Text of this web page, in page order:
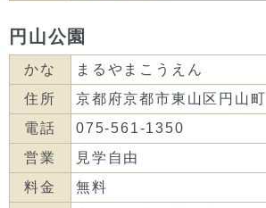
円山公園
かな
まるやまこうえん
住所
京都府京都市東山区円山町
電話
075-561-1350
営業
見学自由
料金
無料